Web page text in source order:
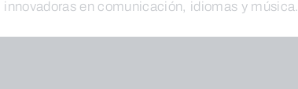
en comunicación, idiomas y música.